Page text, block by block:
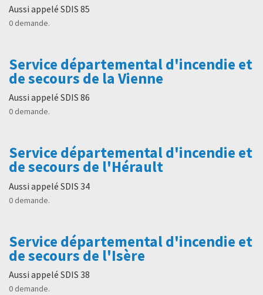
Aussi appelé SDIS 85
0 demande.
Service départemental d'incendie et
de secours de la Vienne
Aussi appelé SDIS 86
0 demande.
Service départemental d'incendie et
de secours de l'Hérault
Aussi appelé SDIS 34
0 demande.
Service départemental d'incendie et
de secours de l'Isère
Aussi appelé SDIS 38
0 demande.